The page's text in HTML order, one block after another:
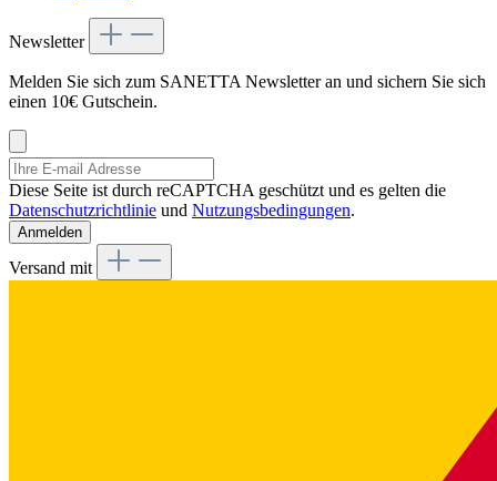
Newsletter
Melden Sie sich zum SANETTA Newsletter an und sichern Sie sich
einen 10€ Gutschein.
Diese Seite ist durch reCAPTCHA geschützt und es gelten die
Datenschutzrichtlinie und Nutzungsbedingungen.
Anmelden
Versand mit